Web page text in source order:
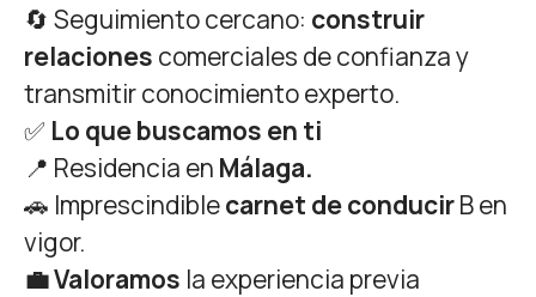
🔄 Seguimiento cercano: construir
relaciones comerciales de confianza y
transmitir conocimiento experto.
✅ Lo que buscamos en ti
📍 Residencia en Málaga.
🚗 Imprescindiblecarnet de conducirB en
vigor.
💼 Valoramos la experiencia previa